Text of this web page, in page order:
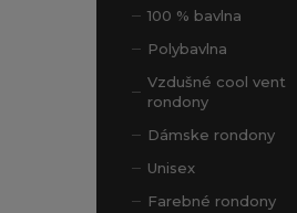
100 % bavlna
Polybavlna
Vzdušné cool vent
rondony
Dámske rondony
Unisex
Farebné rondony